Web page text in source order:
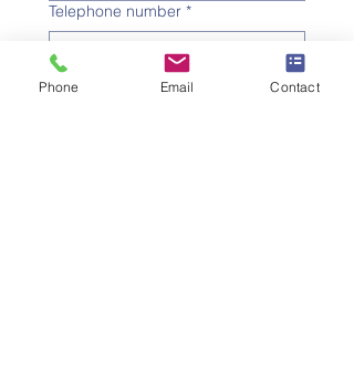
Telephone number *
Email address
Phone Email Contact